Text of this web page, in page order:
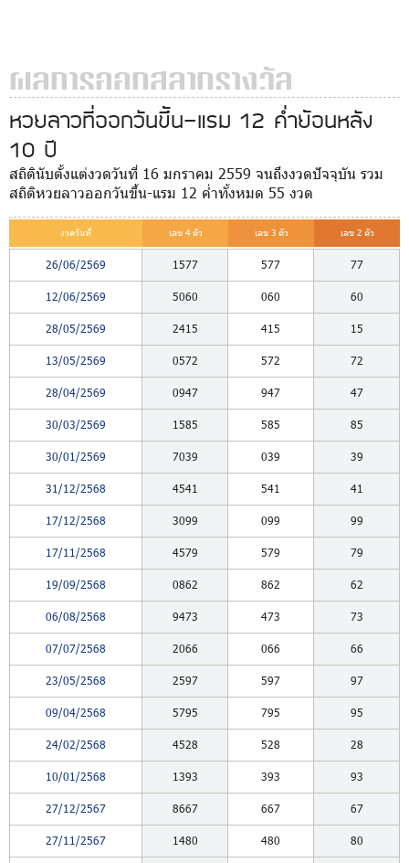
ผลการออกสลากรางวัล
หวยลาวที่ออกวันขึ้น-แรม 12 ค่ำย้อนหลัง
10 ปี
สถิตินับตั้งแต่งวดวันที่ 16 มกราคม 2559 จนถึงงวดปัจจุบัน รวม
สถิติหวยลาวออกวันขึ้น-แรม 12 ค่ำทั้งหมด 55 งวด
งวดวันที่ เลข 4 ตัว เลข 3 ตัว เลข 2 ตัว
26/06/2569 1577 577 77
12/06/2569 5060 060 60
28/05/2569 2415 415 15
13/05/2569 0572 572 72
28/04/2569 0947 947 47
30/03/2569 1585 585 85
30/01/2569 7039 039 39
31/12/2568 4541 541 41
17/12/2568 3099 099 99
17/11/2568 4579 579 79
19/09/2568 0862 862 62
06/08/2568 9473 473 73
07/07/2568 2066 066 66
23/05/2568 2597 597 97
09/04/2568 5795 795 95
24/02/2568 4528 528 28
10/01/2568 1393 393 93
27/12/2567 8667 667 67
27/11/2567 1480 480 80